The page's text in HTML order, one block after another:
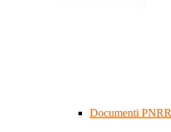
Documenti PNRR